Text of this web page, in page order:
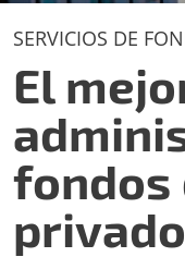
SERVICIOS DE
El
fondos
privado